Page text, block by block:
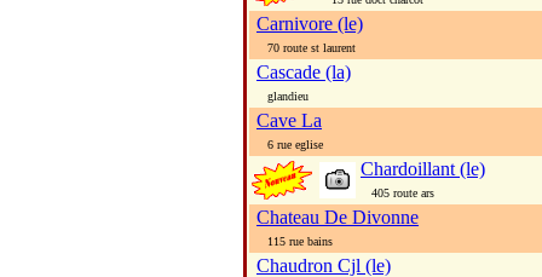
Carnivore (le)
70 route st laurent
Cascade (la)
glandieu
Cave La
6 rue eglise
Chardoillant (le)
405 route ars
Chateau De Divonne
115 rue bains
Chaudron Cjl (le)